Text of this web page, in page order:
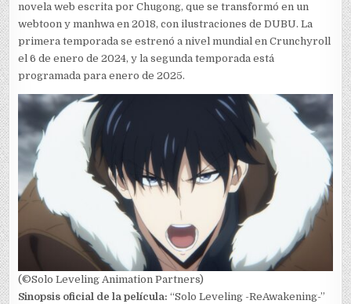
novela web escrita por Chugong, que se transformó en un
webtoon y manhwa en 2018, con ilustraciones de DUBU. La
primera temporada se estrenó a nivel mundial en Crunchyroll
el 6 de enero de 2024, y la segunda temporada está
programada para enero de 2025.
(©Solo Leveling Animation Partners)
Sinopsis oficial de la película: “Solo Leveling -ReAwakening-”